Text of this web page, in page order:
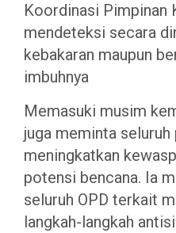
Koordinasi Pimpinan
mendeteksi secara
kebakaran maupun
imbuhnya
Memasuki musim
juga meminta
meningkatkan
potensi bencana. Ia
seluruh OPD terkait
langkah-langkah